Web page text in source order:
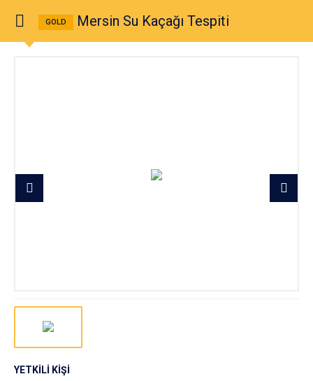
GOLD Mersin Su Kaçağı Tespiti
YETKİLİ KİŞİ